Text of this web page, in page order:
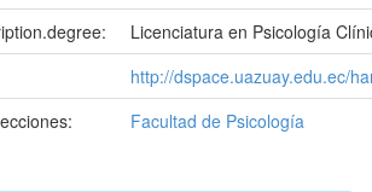
Licenciatura en Psicología
http://dspace.uazuay.edu.ec/
Facultad de Psicología